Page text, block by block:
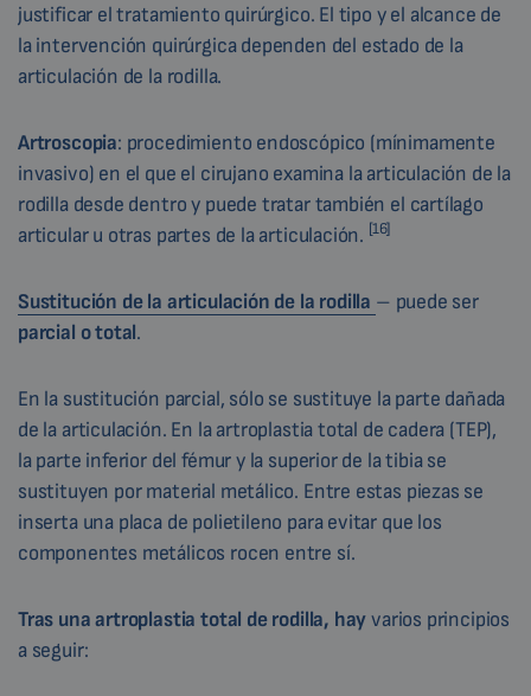
justificar el tratamiento quirúrgico. El tipo y el alcance de
la intervención quirúrgica dependen del estado de la
articulación de la rodilla.
Artroscopia: procedimiento endoscópico (mínimamente
invasivo) en el que el cirujano examina la articulación de la
rodilla desde dentro y puede tratar también el cartílago
articular u otras partes de la articulación. [16]
Sustitución de la articulación de la rodilla – puede ser
parcial o total.
En la sustitución parcial, sólo se sustituye la parte dañada
de la articulación. En la artroplastia total de cadera (TEP),
la parte inferior del fémur y la superior de la tibia se
sustituyen por material metálico. Entre estas piezas se
inserta una placa de polietileno para evitar que los
componentes metálicos rocen entre sí.
Tras una artroplastia total de rodilla, hayvarios principios
a seguir: